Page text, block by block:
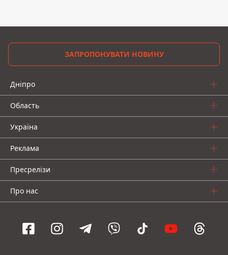
ЗАПРОПОНУВАТИ НОВИНУ
Дніпро
Область
Україна
Реклама
Пресрелізи
Про нас